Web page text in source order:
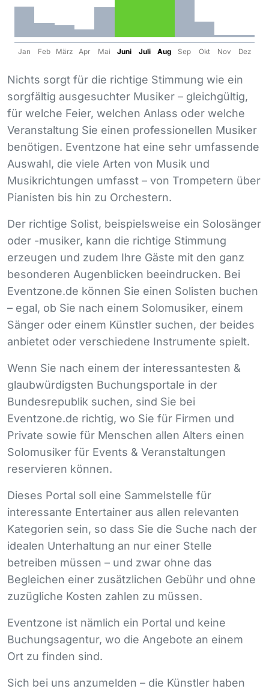
Jan Feb März Apr Mai Juni Juli Aug Sep Okt Nov Dez
Nichts sorgt für die richtige Stimmung wie ein
sorgfältig ausgesuchter Musiker – gleichgültig,
für welche Feier, welchen Anlass oder welche
Veranstaltung Sie einen professionellen Musiker
benötigen. Eventzone hat eine sehr umfassende
Auswahl, die viele Arten von Musik und
Musikrichtungen umfasst – von Trompetern über
Pianisten bis hin zu Orchestern.
Der richtige Solist, beispielsweise ein Solosänger
oder -musiker, kann die richtige Stimmung
erzeugen und zudem Ihre Gäste mit den ganz
besonderen Augenblicken beeindrucken. Bei
Eventzone.de können Sie einen Solisten buchen
– egal, ob Sie nach einem Solomusiker, einem
Sänger oder einem Künstler suchen, der beides
anbietet oder verschiedene Instrumente spielt.
Wenn Sie nach einem der interessantesten &
glaubwürdigsten Buchungsportale in der
Bundesrepublik suchen, sind Sie bei
Eventzone.de richtig, wo Sie für Firmen und
Private sowie für Menschen allen Alters einen
Solomusiker für Events & Veranstaltungen
reservieren können.
Dieses Portal soll eine Sammelstelle für
interessante Entertainer aus allen relevanten
Kategorien sein, so dass Sie die Suche nach der
idealen Unterhaltung an nur einer Stelle
betreiben müssen – und zwar ohne das
Begleichen einer zusätzlichen Gebühr und ohne
zuzügliche Kosten zahlen zu müssen.
Eventzone ist nämlich ein Portal und keine
Buchungsagentur, wo die Angebote an einem
Ort zu finden sind.
Sich bei uns anzumelden – die Künstler haben